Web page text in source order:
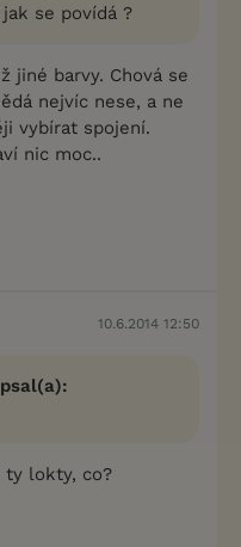
se povídá ?
jiné barvy. Chová se
nejvíc nese, a ne
vybírat spojení.
nic moc..
10.6.2014 12:50
ty lokty, co?